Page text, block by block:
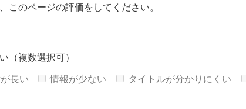
このページの評価をしてください。
（複数選択可）
長い 情報が少ない タイトルが分かりにくい